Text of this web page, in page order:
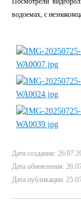
водоемах, с
Дата создания:
Дата обновления:
Дата публикации: